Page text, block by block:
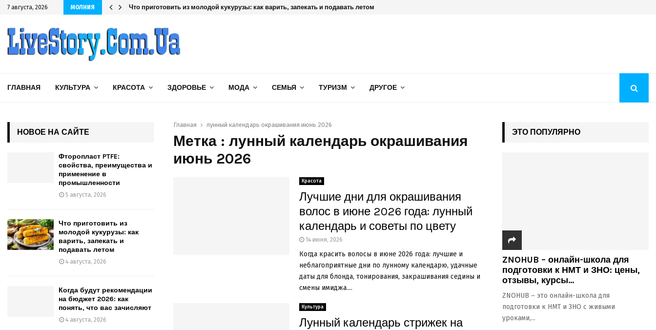
7 августа, 2026 МОЛНИЯ Что приготовить из молодой кукурузы: как варить, запекать и подавать летом
ГЛАВНАЯ КУЛЬТУРА КРАСОТА ЗДОРОВЬЕ МОДА СЕМЬЯ ТУРИЗМ ДРУГОЕ
Главная лунный календарь окрашивания июнь 2026
Метка : лунный календарь окрашивания
июнь 2026
Красота
Лучшие дни для окрашивания
волос в июне 2026 года: лунный
календарь и советы по цвету
14 июня, 2026
Когда красить волосы в июне 2026 года: лучшие и
неблагоприятные дни по лунному календарю, удачные
даты для блонда, тонирования, закрашивания седины и
смены имиджа....
Культура
Лунный календарь стрижек на
НОВОЕ НА САЙТЕ
Фторопласт PTFE:
свойства, преимущества и
применение в
промышленности
5 августа, 2026
Что приготовить из
молодой кукурузы: как
варить, запекать и
подавать летом
4 августа, 2026
Когда будут рекомендации
на бюджет 2026: как
понять, что вас зачисляют
4 августа, 2026
ЭТО ПОПУЛЯРНО
ZNOHUB – онлайн-школа для
подготовки к НМТ и ЗНО: цены,
отзывы, курсы...
ZNOHUB – это онлайн-школа для
подготовки к НМТ и ЗНО с живыми
уроками,...